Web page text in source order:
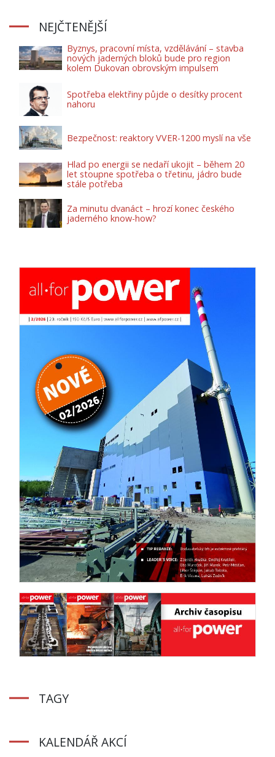
NEJČTENĚJŠÍ
Byznys, pracovní místa, vzdělávání – stavba
nových jaderných bloků bude pro region
kolem Dukovan obrovským impulsem
Spotřeba elektřiny půjde o desítky procent
nahoru
Bezpečnost: reaktory VVER-1200 myslí na vše
Hlad po energii se nedaří ukojit – během 20
let stoupne spotřeba o třetinu, jádro bude
stále potřeba
Za minutu dvanáct – hrozí konec českého
jaderného know-how?
TAGY
KALENDÁŘ AKCÍ